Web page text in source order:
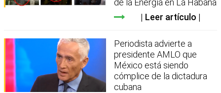
de la Energía en La Habana
Leer artículo
Periodista advierte a
presidente AMLO que
México está siendo
cómplice de la dictadura
cubana